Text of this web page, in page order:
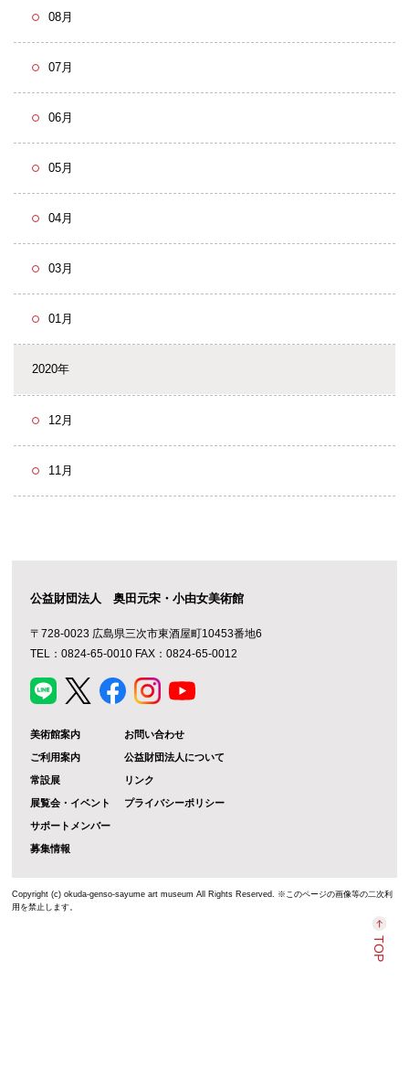
08月
07月
06月
05月
04月
03月
01月
2020年
12月
11月
公益財団法人 奥田元宋・小由女美術館
〒728-0023 広島県三次市東酒屋町10453番地6
TEL：0824-65-0010 FAX：0824-65-0012
美術館案内
ご利用案内
常設展
展覧会・イベント
サポートメンバー
募集情報
お問い合わせ
公益財団法人について
リンク
プライバシーポリシー
Copyright (c) okuda-genso-sayume art museum All Rights Reserved. ※このページの画像等の二次利
用を禁止します。